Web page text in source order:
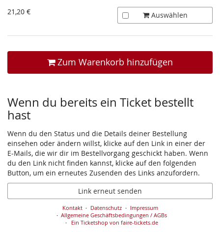
21,20 €
Auswählen
Zum Warenkorb hinzufügen
Wenn du bereits ein Ticket bestellt
hast
Wenn du den Status und die Details deiner Bestellung
einsehen oder ändern willst, klicke auf den Link in einer der
E-Mails, die wir dir im Bestellvorgang geschickt haben. Wenn
du den Link nicht finden kannst, klicke auf den folgenden
Button, um ein erneutes Zusenden des Links anzufordern.
Link erneut senden
Kontakt Datenschutz
Impressum
Allgemeine Geschäftsbedingungen / AGBs
Ein Ticketshop von faire-tickets.de